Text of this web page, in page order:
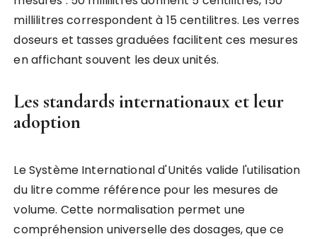
millilitres correspondent à 15 centilitres. Les verres
doseurs et tasses graduées facilitent ces mesures
en affichant souvent les deux unités.
Les standards internationaux et leur
adoption
Le Système International d'Unités valide l'utilisation
du litre comme référence pour les mesures de
volume. Cette normalisation permet une
compréhension universelle des dosages, que ce